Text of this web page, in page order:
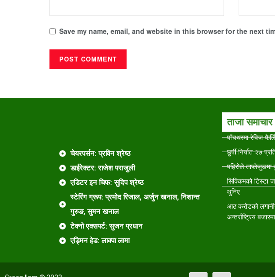
Save my name, email, and website in this browser for the next
चेयरपर्सन: प्रविन श्रेष्ठ
डाईरेक्टर: राजेश पराजुली
एडिटर इन चिफ: सुदिप श्रेष्ठ
स्टेरिंग ग्रूप: प्रमोद रिजाल, अर्जुन खनाल, निशान्त
गुरुङ, सुमन खनाल
टेक्नो एक्सपर्ट: सुजन प्रधान
एड्मिन हेड: लाक्पा लामा
ताजा समाचार
पाँचथरमा रेविज
छुर्पी निर्यात २७
पहिरोले ताप्लेजुङमा
सिक्किमको टिस्टा
थुनिए
आठ करोडको
अन्तर्राष्ट्रिय बजारमा